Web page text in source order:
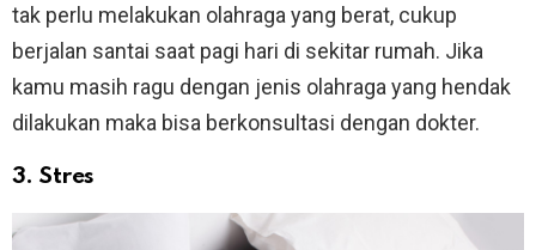
tak perlu melakukan olahraga yang berat, cukup
berjalan santai saat pagi hari di sekitar rumah. Jika
kamu masih ragu dengan jenis olahraga yang hendak
dilakukan maka bisa berkonsultasi dengan dokter.
3. Stres